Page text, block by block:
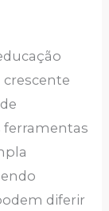
ferramentas
diferir